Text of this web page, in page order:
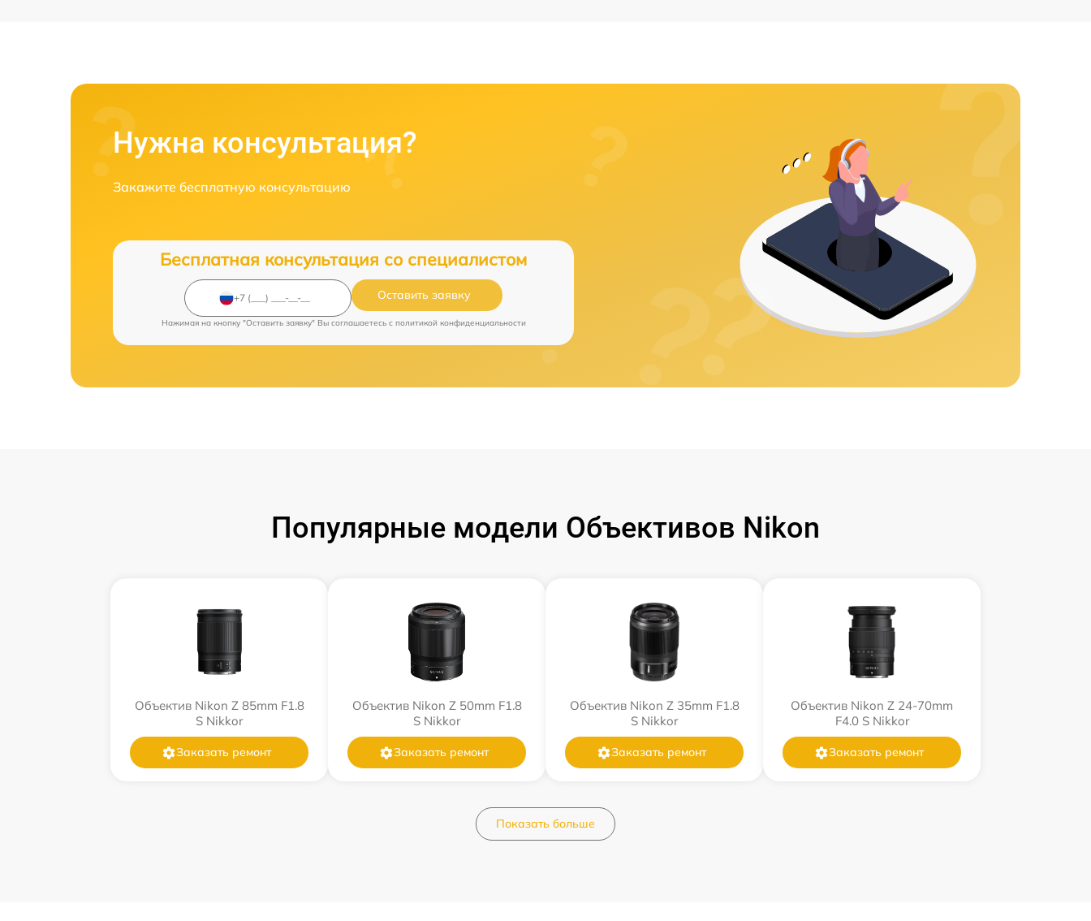
Нужна консультация?
Закажите бесплатную консультацию
Бесплатная консультация со специалистом
Оставить заявку
Нажимая на кнопку "Оставить заявку" Вы соглашаетесь c политикой конфиденциальности
Популярные модели Объективов Nikon
Объектив Nikon Z 85mm F1.8
S Nikkor
Заказать ремонт
Объектив Nikon Z 50mm F1.8
S Nikkor
Заказать ремонт
Объектив Nikon Z 35mm F1.8
S Nikkor
Заказать ремонт
Объектив Nikon Z 24-70mm
F4.0 S Nikkor
Заказать ремонт
Показать больше